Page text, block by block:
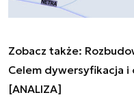
Zobacz także:
Celem dywersyfikacja
[ANALIZA]